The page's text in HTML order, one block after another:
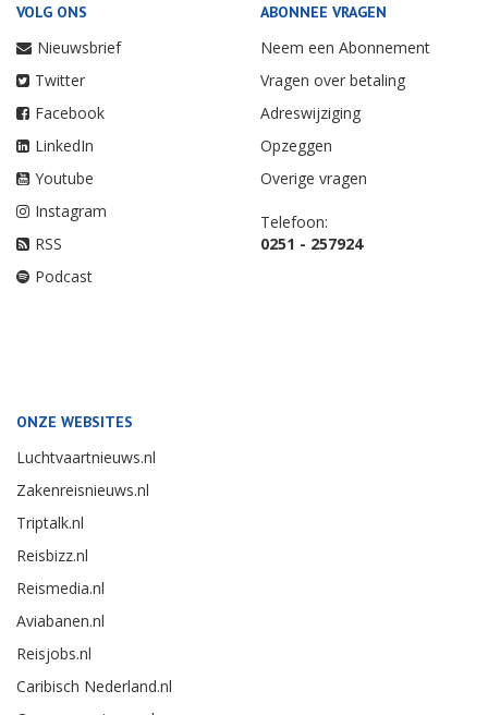
VOLG ONS
Nieuwsbrief
Twitter
Facebook
LinkedIn
Youtube
Instagram
RSS
Podcast
ABONNEE VRAGEN
Neem een Abonnement
Vragen over betaling
Adreswijziging
Opzeggen
Overige vragen
Telefoon:
0251 - 257924
ONZE WEBSITES
Luchtvaartnieuws.nl
Zakenreisnieuws.nl
Triptalk.nl
Reisbizz.nl
Reismedia.nl
Aviabanen.nl
Reisjobs.nl
Caribisch Nederland.nl